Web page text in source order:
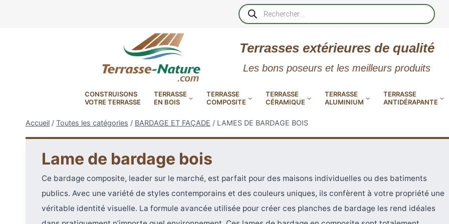
Recherche
de
produits
Terrasses extérieures de qualité
Les bons poseurs et les meilleurs produits
CONSTRUISONS
VOTRE TERRASSE
TERRASSE
EN BOIS
LAMES DE TERRASSE
EN BOIS EXOTIQUE
TERRASSE
COMPOSITE
LAMES DE TERRASSE EN
BOIS COMPOSITE TIMBERTECH
TERRASSE
CÉRAMIQUE
LAMES DE TERRASSE
DURA EN CERAMIQUE
EN
TERRASSE
ALUMINIUM
DryDeck : Lames de terrasse
étanches en aluminium
en aluminium incombustibles
TERRASSE
ANTIDÉRAPANTE
BANDES ANTIDÉRAPANTES
POUR TERRASSE EN BOIS
LAMBOURDES, VIS
BANDES BITUMES
PLOTS EN PVC
RÉGLABLES
CALES RÉGLABLES
POUR TERRASSE
XTRACLAD À CLAIRE VOIE
LAMES DE BARDAGE
XTRACLAD « CLIN »
Accueil / Toutes les catégories / BARDAGE ET FAÇADE / LAMES DE BARDAGE BOIS
Lame de bardage bois
Ce bardage composite, leader sur le marché, est parfait pour des maisons individuelles ou des batiments
publics. Avec une variété de styles contemporains et des couleurs uniques, ils confèrent à votre propriété une
véritable identité visuelle. La formule avancée utilisée pour créer ces planches de bardage les rend idéales